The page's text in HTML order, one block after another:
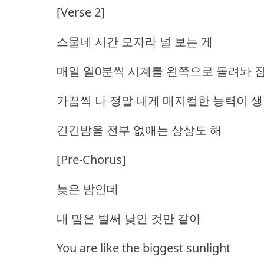
[Verse 2]
스물네 시간 모자라 널 보는 게
매일 일0분씩 시계를 왼쪽으로 돌려놔
가끔씩 나 정말 내게 매지컬한 능력이
긴긴밤을 전부 없애는 상상도 해
[Pre-Chorus]
늦은 밤인데
내 맘은 벌써 낮인 것만 같아
You are like the biggest sunlight